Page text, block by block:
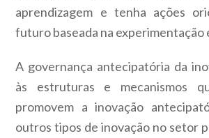
aprendizagem e tenha ações
futuro baseada na experimentação
A governança antecipatória da
às estruturas e mecanismos
promovem a inovação
outros tipos de inovação no setor